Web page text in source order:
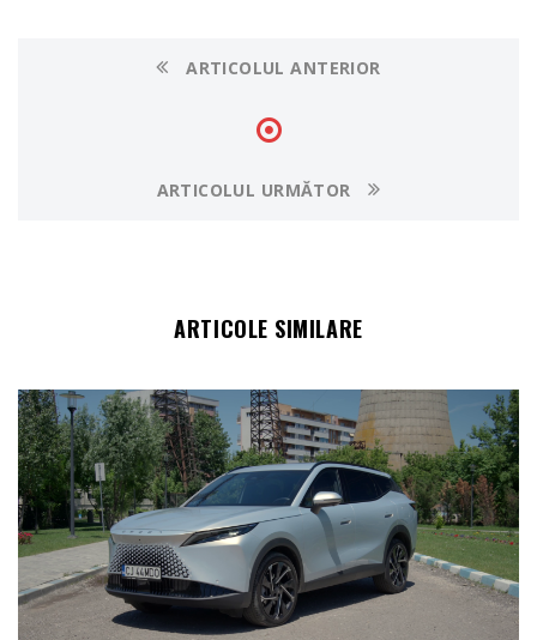
ARTICOLUL ANTERIOR
ARTICOLUL URMĂTOR
ARTICOLE SIMILARE